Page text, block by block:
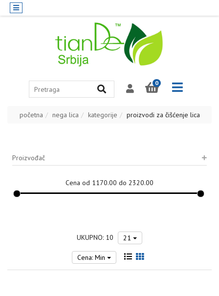
0
početna nega lica kategorije proizvodi za čišćenje lica
Proizvođač
Cena od 1170.00 do 2320.00
UKUPNO: 10 21
Cena: Min